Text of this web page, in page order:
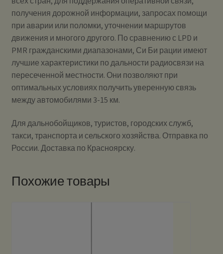
получения дорожной информации, запросах помощи
при аварии или поломки, уточнении маршрутов
движения и многого другого. По сравнению с LPD и
PMR гражданскими диапазонами, Си Би рации имеют
лучшие характеристики по дальности радиосвязи на
пересеченной местности. Они позволяют при
оптимальных условиях получить уверенную связь
между автомобилями 3-15 км.
Для дальнобойщиков, туристов, городских служб,
такси, транспорта и сельского хозяйства. Отправка по
России. Доставка по Красноярску.
Похожие товары